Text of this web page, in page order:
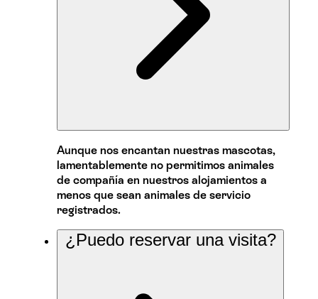
Aunque nos encantan nuestras mascotas,
lamentablemente no permitimos animales
de compañía en nuestros alojamientos a
menos que sean animales de servicio
registrados.
¿Puedo reservar una visita?